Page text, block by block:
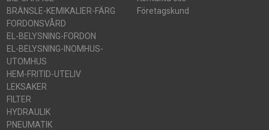
BRÄNSLE-KEMIKALIER-FÄRG
FORDONSVÅRD
EL-BELYSNING-FORDON
EL-BELYSNING-INOMHUS-
UTOMHUS
HEM-FRITID-UTELIV
LEKSAKER
FILTER
HYDRAULIK
PNEUMATIK
Företagskund